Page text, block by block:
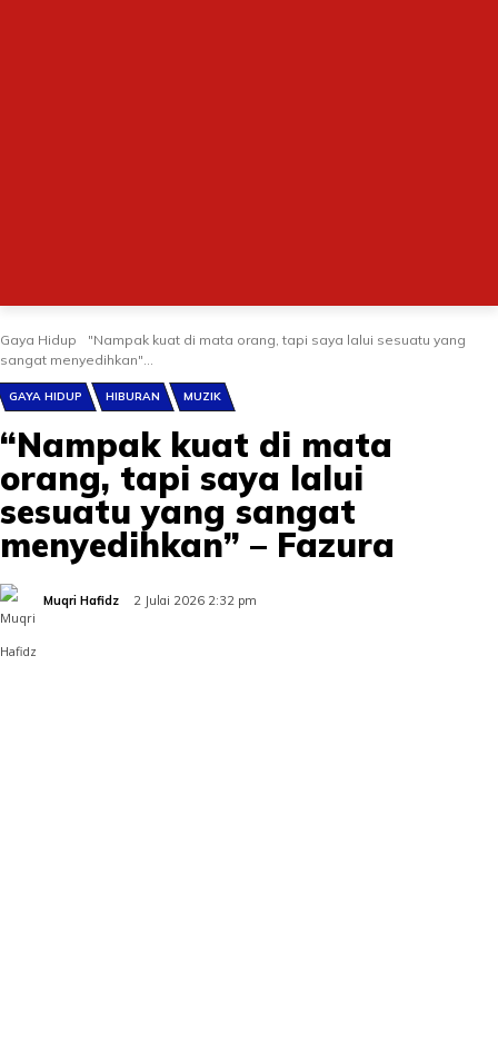
Gaya Hidup
"Nampak kuat di mata orang, tapi saya lalui sesuatu yang
sangat menyedihkan"...
GAYA HIDUP HIBURAN MUZIK
“Nampak kuat di mata
orang, tapi saya lalui
sesuatu yang sangat
menyedihkan” – Fazura
Muqri Hafidz 2 Julai 2026 2:32 pm